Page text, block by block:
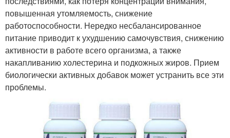
повышенная утомляемость, снижение
работоспособности. Нередко несбалансированное
питание приводит к ухудшению самочувствия, снижению
активности в работе всего организма, а также
накапливанию холестерина и подкожных жиров. Прием
биологически активных добавок может устранить все эти
проблемы.